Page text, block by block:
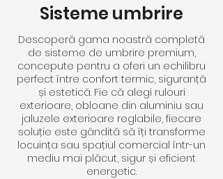
Sisteme umbrire
Descoperă gama noastră completă
de sisteme de umbrire premium,
concepute pentru a oferi un echilibru
perfect între confort termic, siguranță
și estetică. Fie că alegi rulouri
exterioare, obloane din aluminiu sau
jaluzele exterioare reglabile, fiecare
soluție este gândită să îți transforme
locuința sau spațiul comercial într-un
mediu mai plăcut, sigur și eficient
energetic.